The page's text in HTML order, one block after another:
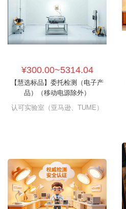
¥300.00~5314.04
【慧选标品】委托检测（电子产
品）（移动电源除外）
认可实验室（亚马逊、TUME）